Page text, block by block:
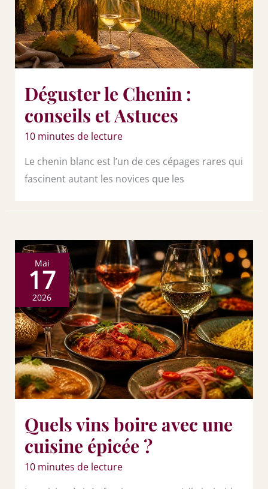
Déguster le Chenin :
conseils et Astuces
10 minutes de lecture
Le chenin blanc est l’un de ces cépages rares qui
fascinent autant les novices que les
Mai
17
2026
Quels vins boire avec une
cuisine épicée ?
10 minutes de lecture